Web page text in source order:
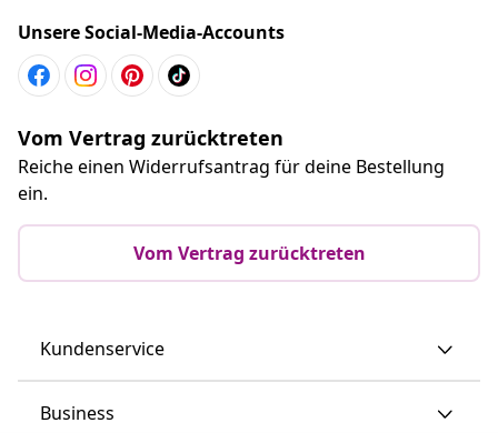
Unsere Social-Media-Accounts
Vom Vertrag zurücktreten
Reiche einen Widerrufsantrag für deine Bestellung
ein.
Vom Vertrag zurücktreten
Kundenservice
Business